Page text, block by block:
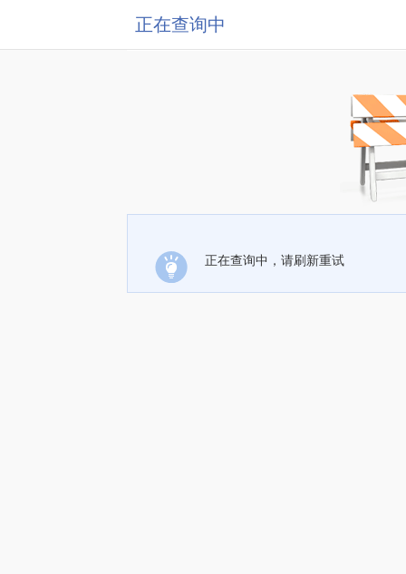
正在查询中
正在查询中，请刷新重试